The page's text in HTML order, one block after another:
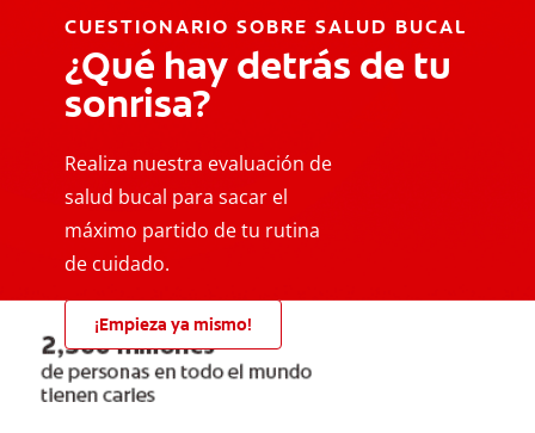
CUESTIONARIO SOBRE SALUD BUCAL
¿Qué hay detrás de tu
sonrisa?
Realiza nuestra evaluación de
salud bucal para sacar el
máximo partido de tu rutina
de cuidado.
¡Empieza ya mismo!